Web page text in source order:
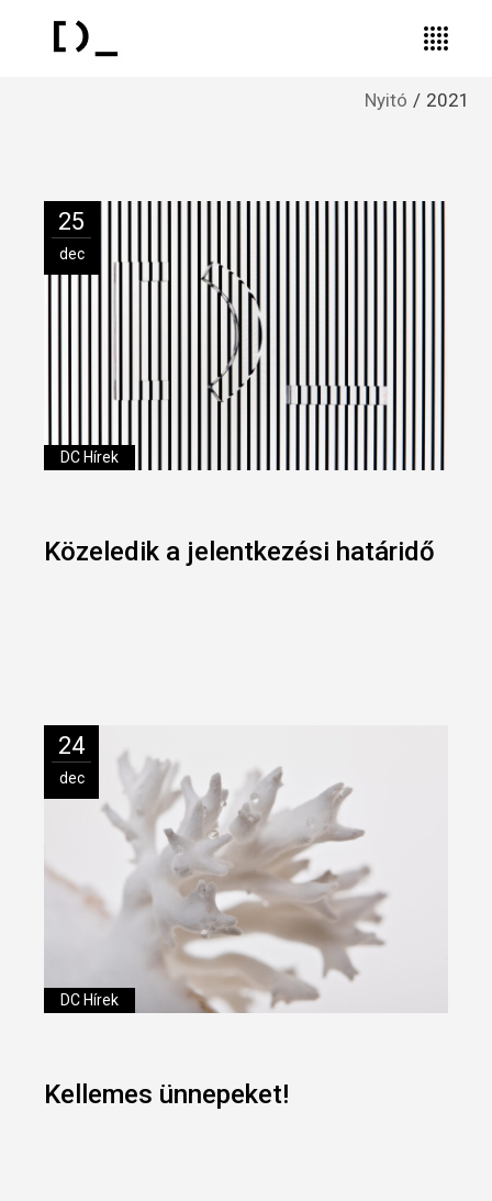
Nyitó 2021
25
dec
DC Hírek
Közeledik a jelentkezési határidő
24
dec
DC Hírek
Kellemes ünnepeket!